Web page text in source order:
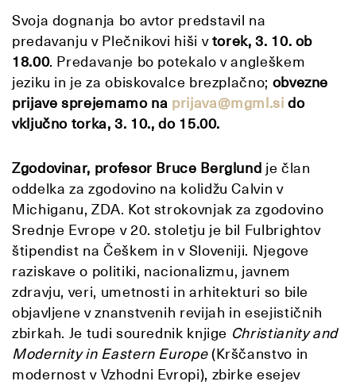
Svoja dognanja bo avtor predstavil na
predavanju v Plečnikovi hiši vtorek, 3. 10. ob
18.00. Predavanje bo potekalo v angleškem
jeziku in je za obiskovalce brezplačno; obvezne
prijave sprejemamo na prijava@mgml.si do
vključno torka, 3. 10., do 15.00.
Zgodovinar, profesor Bruce Berglund je član
oddelka za zgodovino na kolidžu Calvin v
Michiganu, ZDA. Kot strokovnjak za zgodovino
Srednje Evrope v 20. stoletju je bil Fulbrightov
štipendist na Češkem in v Sloveniji. Njegove
raziskave o politiki, nacionalizmu, javnem
zdravju, veri, umetnosti in arhitekturi so bile
objavljene v znanstvenih revijah in esejističnih
zbirkah. Je tudi sourednik knjige Christianity and
Modernity in Eastern Europe(Krščanstvo in
modernost v Vzhodni Evropi), zbirke esejev